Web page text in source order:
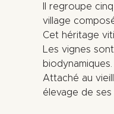
Il regroupe
village
Cet héritage
Les vignes
biodynamiques.
Attaché au
élevage de ses